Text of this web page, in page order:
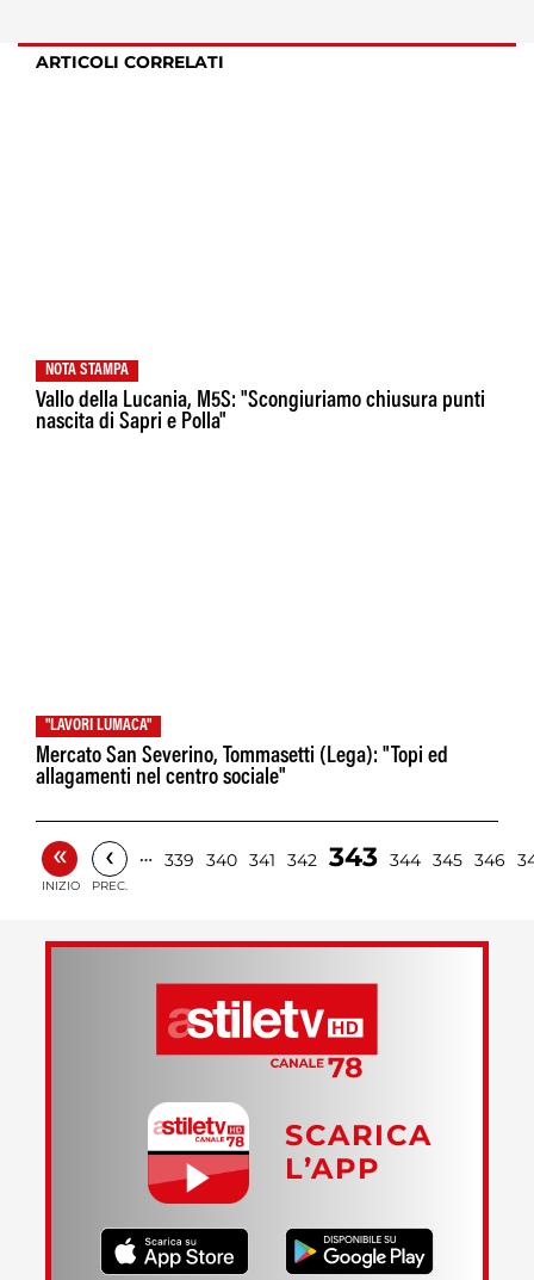
ARTICOLI CORRELATI
NOTA STAMPA
Vallo della Lucania, M5S: "Scongiuriamo chiusura punti
nascita di Sapri e Polla"
"LAVORI LUMACA"
Mercato San Severino, Tommasetti (Lega): "Topi ed
allagamenti nel centro sociale"
«
INIZIO
‹
PREC.
… 339 340 341 342 343 344 345 346
SCARICA
L’APP